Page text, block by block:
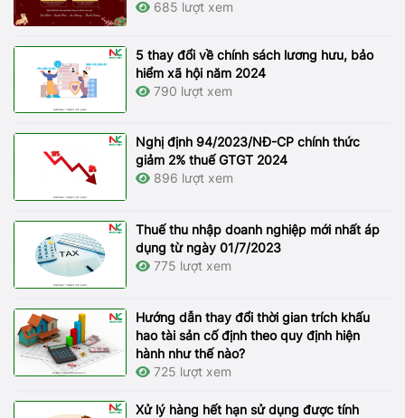
685 lượt xem
5 thay đổi về chính sách lương hưu, bảo
hiểm xã hội năm 2024
790 lượt xem
Nghị định 94/2023/NĐ-CP chính thức
giảm 2% thuế GTGT 2024
896 lượt xem
Thuế thu nhập doanh nghiệp mới nhất áp
dụng từ ngày 01/7/2023
775 lượt xem
Hướng dẫn thay đổi thời gian trích khấu
hao tài sản cố định theo quy định hiện
hành như thế nào?
725 lượt xem
Xử lý hàng hết hạn sử dụng được tính